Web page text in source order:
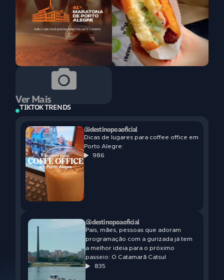
Ver Mais
TIKTOK TRENDS
@destinopoaoficial
Dicas de lugares para coffee office em
Porto Alegre:
986
@destinopoaoficial
Pais, mães, pessoas que adoram
programação com a gurizada já tem
a melhor ideia para o próximo
passeio: O Catamarã Catsul
835